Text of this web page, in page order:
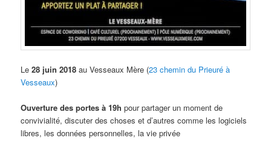
Le28 juin 2018 au Vesseaux Mère (23 chemin du Prieuré à
Vesseaux)
Ouverture des portes à 19h pour partager un moment de
convivialité, discuter des choses et d’autres comme les logiciels
libres, les données personnelles, la vie privée